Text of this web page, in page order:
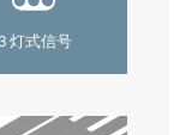
灯式信号